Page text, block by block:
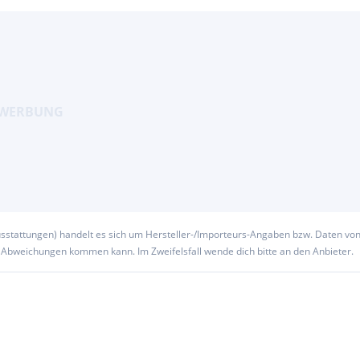
handelt es sich um Hersteller-/Importeurs-Angaben bzw. Daten von
kommen kann. Im Zweifelsfall wende dich bitte an den Anbieter.